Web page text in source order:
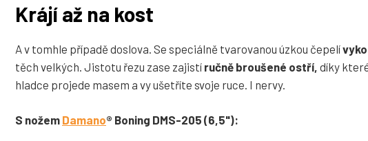
Krájí až na kost
A v tomhle případě doslova. Se speciálně tvarovanou úzkou čepelí
těch velkých. Jistotu řezu zase zajistí ručně broušené ostří, díky
hladce projede masem a vy ušetříte svoje ruce. I nervy.
S nožem Damano® Boning DMS-205 (6,5"):